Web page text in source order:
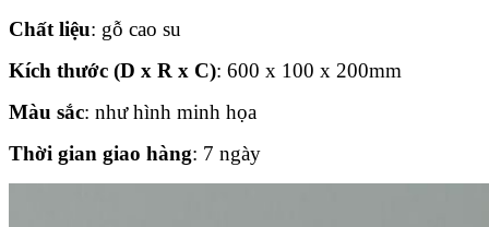
Chất liệu: gỗ cao su
Kích thước (D x R x C): 600 x 100 x 200mm
Màu sắc: như hình minh họa
Thời gian giao hàng: 7 ngày